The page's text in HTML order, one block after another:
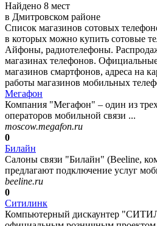
Найдено 8 мест
в Дмитровском районе
Список магазинов сотовых
в которых можно купить сотовые
Айфоны, радиотелефоны.
магазинах телефонов.
магазинов смартфонов, адреса на
работы магазинов мобильных
Мегафон
Компания "Мегафон" – один из
операторов мобильной связи ...
moscow.megafon.ru
0
Билайн
Салоны связи "Билайн" (Beeline,
предлагают подключение услуг
beeline.ru
0
Ситилинк
Компьютерный дискаунтер